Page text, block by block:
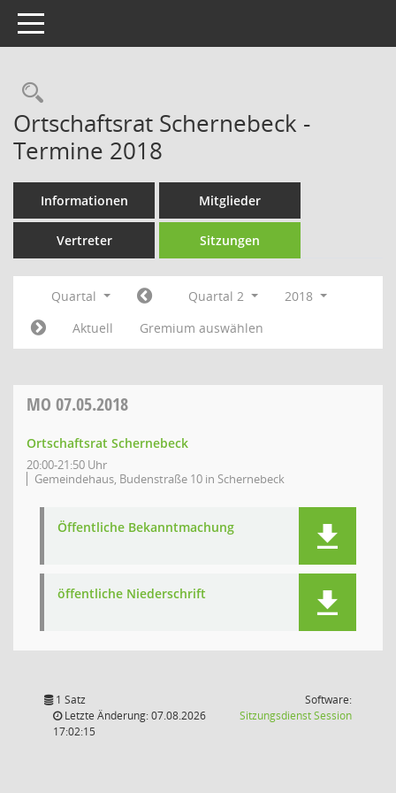
Toggle navigation
Rechercheauswahl
Ortschaftsrat Schernebeck -
Termine 2018
Informationen Mitglieder
Vertreter Sitzungen
Quartal Quartal 2
2018
Aktuell
Gremium auswählen
MO 07.05.2018
Ortschaftsrat Schernebeck
20:00-21:50 Uhr
Gemeindehaus, Budenstraße 10 in Schernebeck
Öffentliche Bekanntmachung
öffentliche Niederschrift
1 Satz
Letzte Änderung: 07.08.2026
17:02:15
Software:
SitzungsdienstSession(Wird in